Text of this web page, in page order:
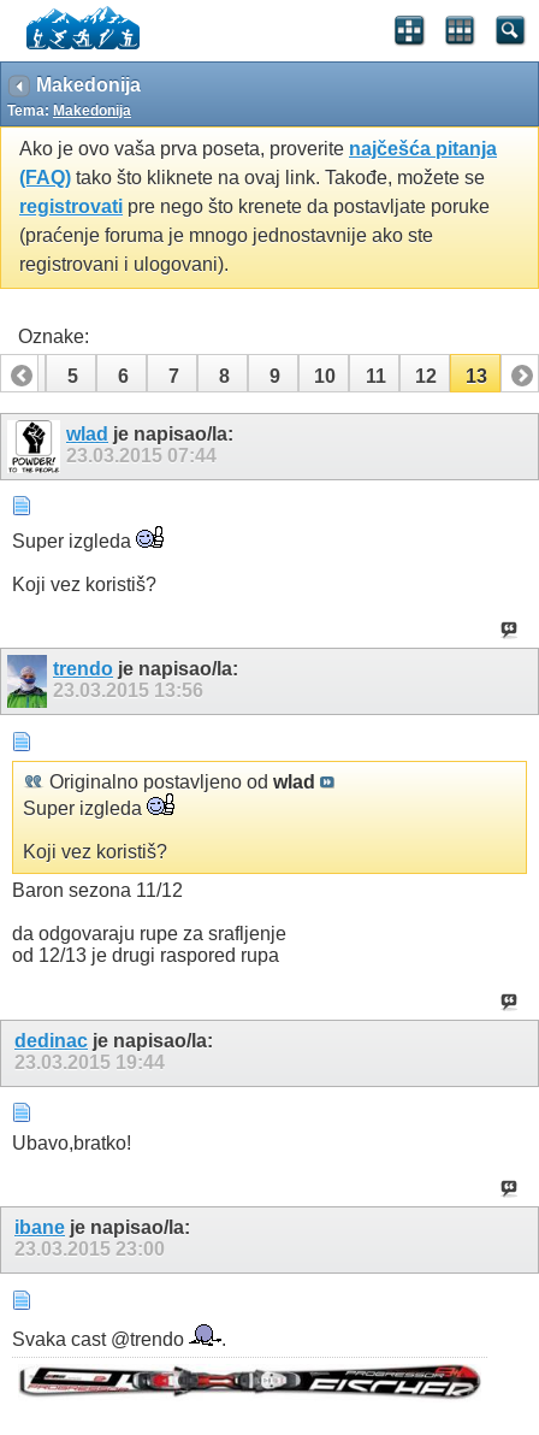
Makedonija
Tema: Makedonija
Ako je ovo vaša prva poseta, proverite najčešća pitanja
(FAQ) tako što kliknete na ovaj link. Takođe, možete se
registrovati pre nego što krenete da postavljate poruke
(praćenje foruma je mnogo jednostavnije ako ste
registrovani i ulogovani).
Oznake:
4
5 6 7 8 9 10 11 12 13
wlad je napisao/la:
23.03.2015 07:44
Super izgleda
Koji vez koristiš?
trendo je napisao/la:
23.03.2015 13:56
Originalno postavljeno od wlad
Super izgleda
Koji vez koristiš?
Baron sezona 11/12
da odgovaraju rupe za srafljenje
od 12/13 je drugi raspored rupa
dedinac je napisao/la:
23.03.2015 19:44
Ubavo,bratko!
ibane je napisao/la:
23.03.2015 23:00
Svaka cast @trendo .